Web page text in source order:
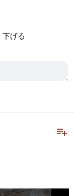
下げる
playlist_add